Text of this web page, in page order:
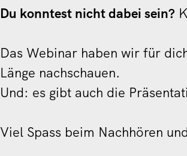
Du konntest nicht dabei sein?
Das Webinar haben wir für
Länge nachschauen.
Und: es gibt auch die
Viel Spass beim Nachhören